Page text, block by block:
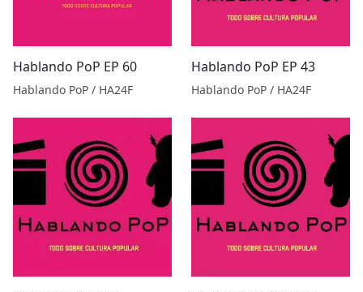
Hablando PoP EP 60
Hablando PoP / HA24F
Hablando PoP EP 43
Hablando PoP / HA24F